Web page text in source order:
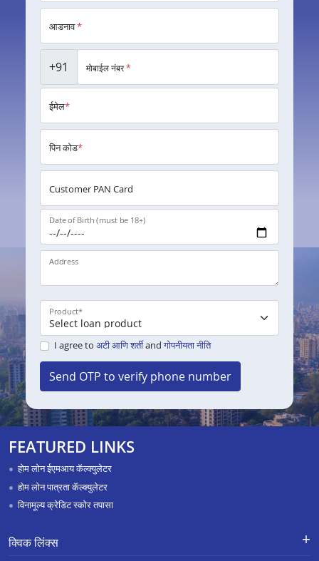
आडनाव*
+91 मोबाईल नंबर*
ईमेल*
पिन कोड*
Customer PAN Card
Date of Birth (must be 18+)
Address
Product*
I agree to अटी आणि शर्तीand गोपनीयता नीति
Send OTP to verify phone number
FEATURED LINKS
होम लोन ईएमआय कॅल्क्युलेटर
होम लोन पात्रता कॅल्क्युलेटर
विनामूल्य क्रेडिट स्कोर तपासा
क्विक लिंक्स